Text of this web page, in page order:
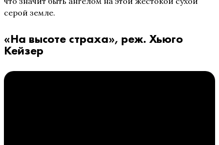
серой земле.
«На высоте страха», реж. Хьюго
Кейзер